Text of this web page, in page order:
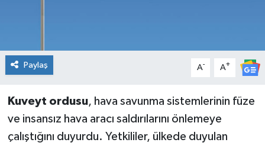
Paylaş A- A+
Kuveyt ordusu, hava savunma sistemlerinin füze
ve insansız hava aracı saldırılarını önlemeye
çalıştığını duyurdu. Yetkililer, ülkede duyulan
Turizm